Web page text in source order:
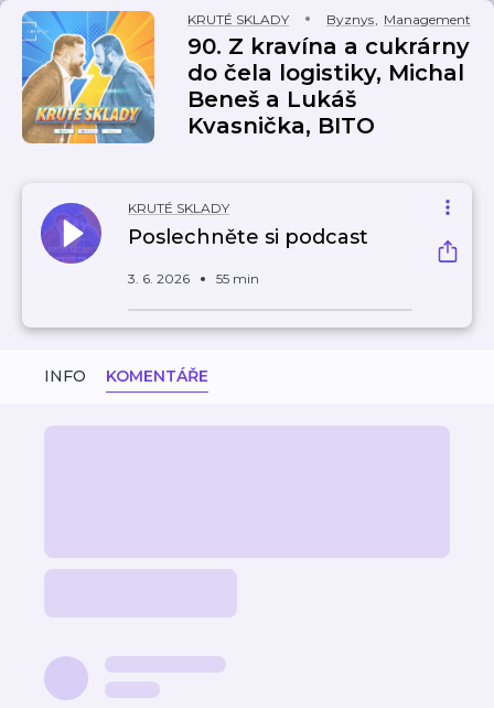
KRUTÉ SKLADY Byznys, Management
90. Z kravína a cukrárny
do čela logistiky, Michal
Beneš a Lukáš
Kvasnička, BITO
KRUTÉ SKLADY
Poslechněte si podcast
3. 6. 2026 55 min
INFO KOMENTÁŘE